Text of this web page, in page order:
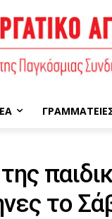
το